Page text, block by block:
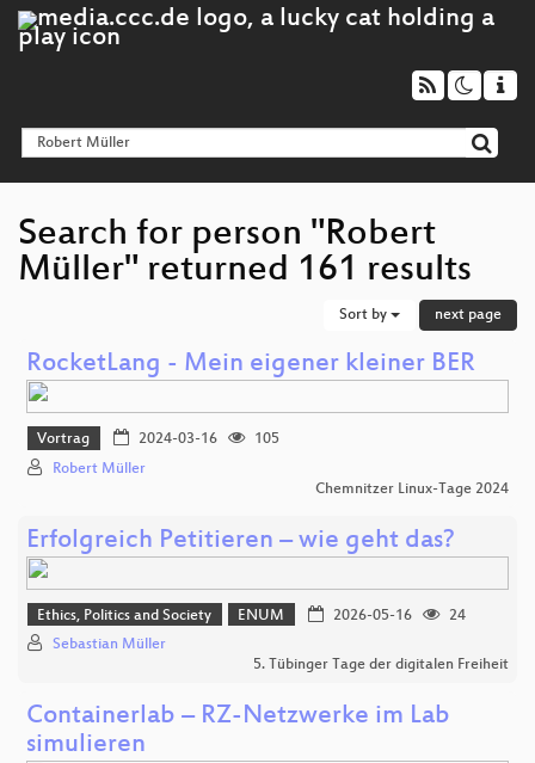
Search for person "Robert
Müller" returned 161 results
Sort by next page
RocketLang - Mein eigener kleiner BER
Vortrag 2024-03-16
105
Robert Müller
Chemnitzer Linux-Tage 2024
Erfolgreich Petitieren – wie geht das?
Ethics, Politics and Society ENUM 2026-05-16
24
Sebastian Müller
5. Tübinger Tage der digitalen Freiheit
Containerlab – RZ-Netzwerke im Lab
simulieren